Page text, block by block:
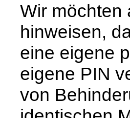
Wir möchten
hinweisen,
eine eigene
eigene PIN
von